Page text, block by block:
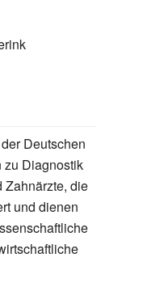
Deutschen
zu Diagnostik
Zahnärzte, die
und dienen